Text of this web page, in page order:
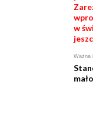
w
Ważna